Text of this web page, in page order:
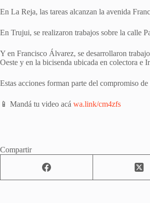
En La Reja, las tareas alcanzan la avenida
En Trujui, se realizaron trabajos sobre la calle
Y en Francisco Álvarez, se desarrollaron
Oeste y en la bicisenda ubicada en colectora e
Estas acciones forman parte del compromiso
📱 Mandá tu video acá wa.link/cm4zfs
Compartir